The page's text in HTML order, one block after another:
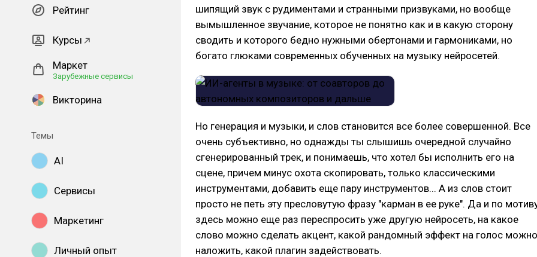
Рейтинг
Курсы
Маркет
Зарубежные сервисы
Викторина
Темы
AI
Сервисы
Маркетинг
Личный опыт
шипящий звук с рудиментами и странными призвуками, но вообще
вымышленное звучание, которое не понятно как и в какую сторону
сводить и которого бедно нужными обертонами и гармониками, но
богато глюками современных обученных на музыку нейросетей.
Но генерация и музыки, и слов становится все более совершенной. Все
очень субъективно, но однажды ты слышишь очередной случайно
сгенерированный трек, и понимаешь, что хотел бы исполнить его на
сцене, причем минус охота скопировать, только классическими
инструментами, добавить еще пару инструментов... А из слов стоит
просто не петь эту пресловутую фразу "карман в ее руке". Да и по
здесь можно еще раз переспросить уже другую нейросеть, на какое
слово можно сделать акцент, какой рандомный эффект на голос можно
наложить, какой плагин задействовать.